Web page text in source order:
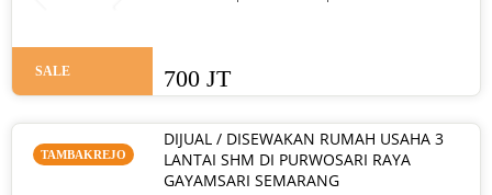
SALE 700 JT
TAMBAKREJO
DIJUAL / DISEWAKAN RUMAH USAHA 3
LANTAI SHM DI PURWOSARI RAYA
GAYAMSARI SEMARANG